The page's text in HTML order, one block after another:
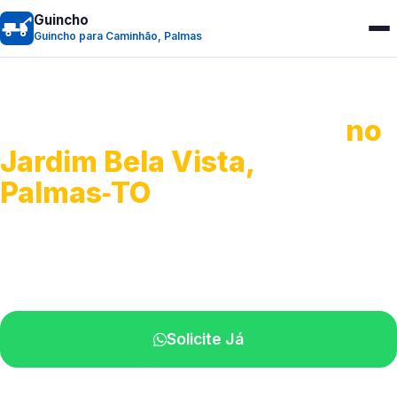
Guincho
Guincho para Caminhão, Palmas
no
Jardim Bela Vista,
Palmas‑TO
Solicite Já